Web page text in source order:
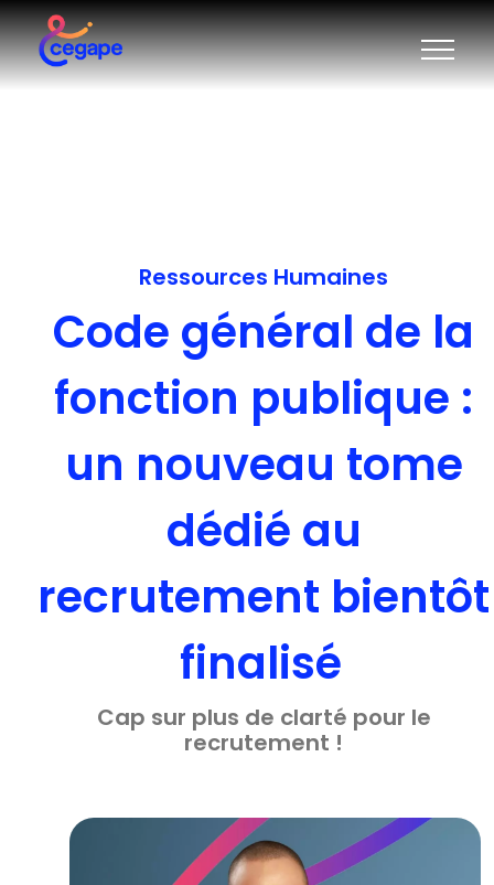
Ressources Humaines
Code général de la
fonction publique :
un nouveau tome
dédié au
recrutement bientôt
finalisé
Cap sur plus de clarté pour le
recrutement !